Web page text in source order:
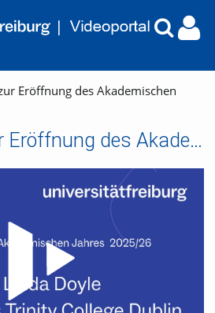
Eröffnung des Akademischen
Linda Doyle zur Eröffnung des Akademischen Jahres